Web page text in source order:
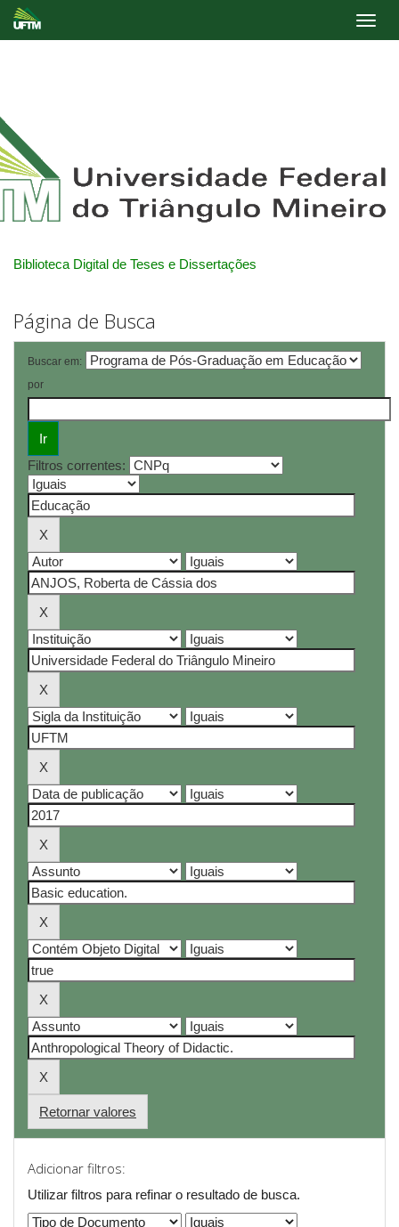
Biblioteca Digital de Teses e Dissertações
Página de Busca
Buscar em:
por
Filtros correntes:
Retornar valores
Adicionar filtros:
Utilizar filtros para refinar o resultado de busca.